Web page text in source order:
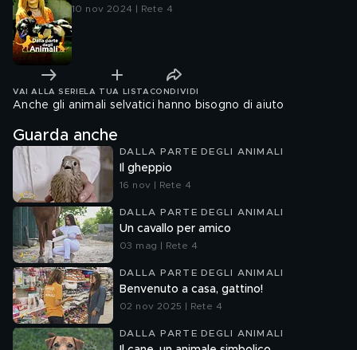
10 nov 2024 | Rete 4
VAI ALLA SERIE LA TUA LISTA CONDIVIDI
Anche gli animali selvatici hanno bisogno di aiuto
Guarda anche
DALLA PARTE DEGLI ANIMALI
Il gheppio
16 nov | Rete 4
DALLA PARTE DEGLI ANIMALI
Un cavallo per amico
03 mag | Rete 4
DALLA PARTE DEGLI ANIMALI
Benvenuto a casa, gattino!
02 nov 2025 | Rete 4
DALLA PARTE DEGLI ANIMALI